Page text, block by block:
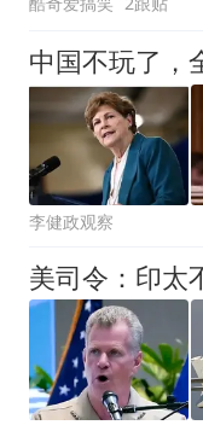
李健政观察